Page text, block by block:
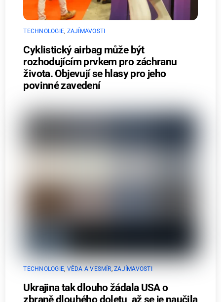
TECHNOLOGIE, ZAJÍMAVOSTI
Cyklistický airbag může být
rozhodujícím prvkem pro záchranu
života. Objevují se hlasy pro jeho
povinné zavedení
TECHNOLOGIE, VĚDA A VESMÍR,ZAJÍMAVOSTI
Ukrajina tak dlouho žádala USA o
zbraně dlouhého doletu, až se je naučila